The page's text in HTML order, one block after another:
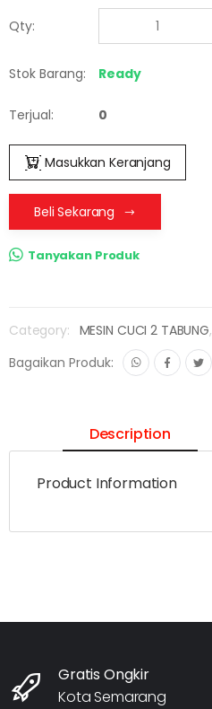
Qty:
Stok Barang: Ready
Terjual: 0
Masukkan Keranjang
Beli Sekarang
Tanyakan Produk
Category: MESIN CUCI 2 TABUNG,
Bagaikan Produk:
Description
Product Information
Gratis Ongkir
Kota Semarang